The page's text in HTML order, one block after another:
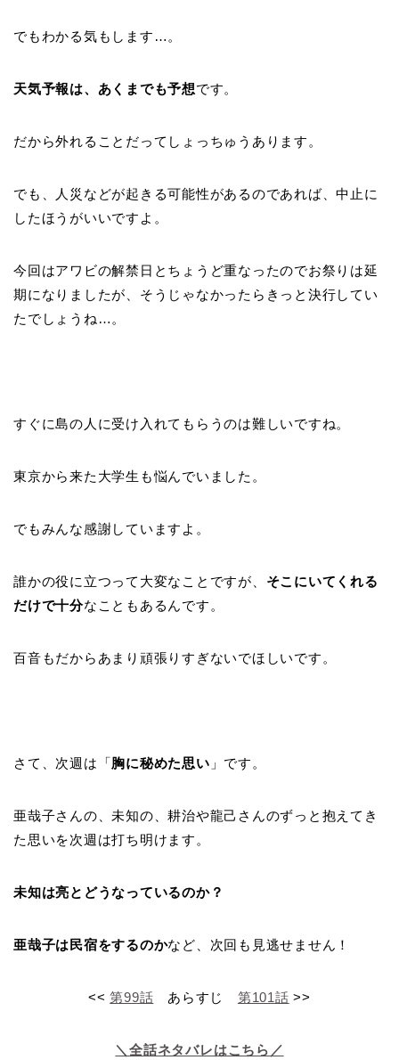
でもわかる気もします…。
天気予報は、あくまでも予想です。
だから外れることだってしょっちゅうあります。
でも、人災などが起きる可能性があるのであれば、中止に
したほうがいいですよ。
今回はアワビの解禁日とちょうど重なったのでお祭りは延
期になりましたが、そうじゃなかったらきっと決行してい
たでしょうね…。
すぐに島の人に受け入れてもらうのは難しいですね。
東京から来た大学生も悩んでいました。
でもみんな感謝していますよ。
誰かの役に立つって大変なことですが、 そこにいてくれる
だけで十分なこともあるんです。
百音もだからあまり頑張りすぎないでほしいです。
さて、次週は「胸に秘めた思い 」です。
亜哉子さんの、未知の、耕治や龍己さんのずっと抱えてき
た思いを次週は打ち明けます。
未知は亮とどうなっているのか？
亜哉子は民宿をするのかなど、次回も見逃せません！
<<第99話 あらすじ 第101話 >>
＼全話ネタバレはこちら／